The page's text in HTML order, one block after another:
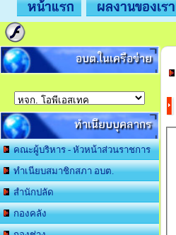
หน้าแรก ผลงานของเรา
อบต.ในเครือข่าย
ทำเนียบบุคลากร
คณะผู้บริหาร - หัวหน้าส่วนราชการ
ทำเนียบสมาชิกสภา อบต.
สำนักปลัด
กองคลัง